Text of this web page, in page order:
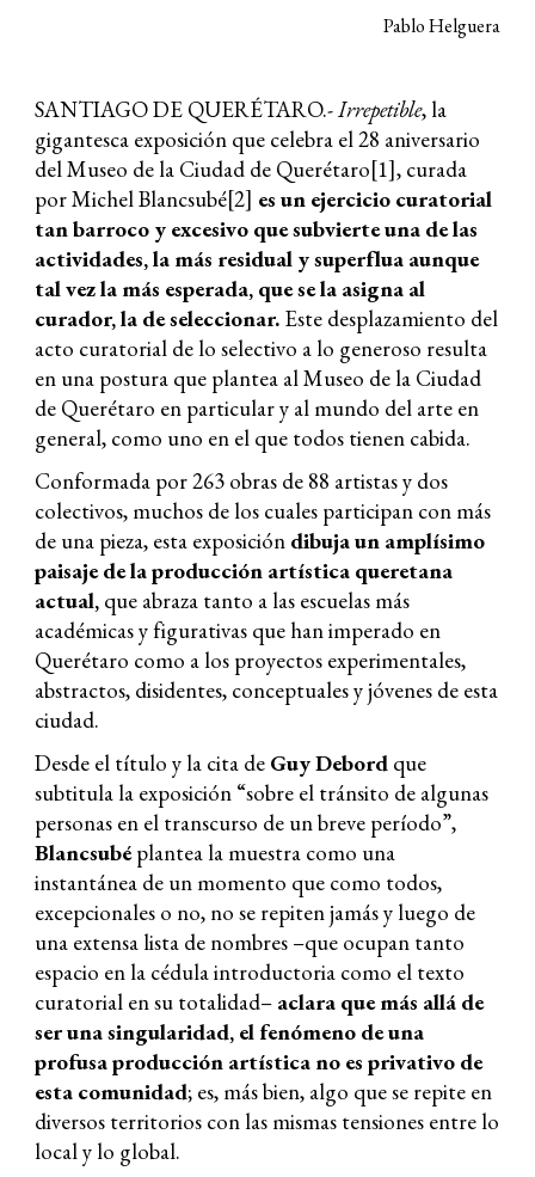
Pablo Helguera
SANTIAGO DE QUERÉTARO.-Irrepetible, la
gigantesca exposición que celebra el 28 aniversario
del Museo de la Ciudad de Querétaro[1], curada
por Michel Blancsubé[2] es un ejercicio curatorial
tan barroco y excesivo que subvierte una de las
actividades, la más residual y superflua aunque
tal vez la más esperada, que se la asigna al
curador, la de seleccionar. Este desplazamiento del
acto curatorial de lo selectivo a lo generoso resulta
en una postura que plantea al Museo de la Ciudad
de Querétaro en particular y al mundo del arte en
general, como uno en el que todos tienen cabida.
Conformada por 263 obras de 88 artistas y dos
colectivos, muchos de los cuales participan con más
de una pieza, esta exposición dibuja un amplísimo
paisaje de la producción artística queretana
actual, que abraza tanto a las escuelas más
académicas y figurativas que han imperado en
Querétaro como a los proyectos experimentales,
abstractos, disidentes, conceptuales y jóvenes de esta
ciudad.
Desde el título y la cita de Guy Debord que
subtitula la exposición “sobre el tránsito de algunas
personas en el transcurso de un breve período”,
Blancsubéplantea la muestra como una
instantánea de un momento que como todos,
excepcionales o no, no se repiten jamás y luego de
una extensa lista de nombres –que ocupan tanto
espacio en la cédula introductoria como el texto
curatorial en su totalidad– aclara que más allá de
ser una singularidad, el fenómeno de una
profusa producción artística no es privativo de
esta comunidad; es, más bien, algo que se repite en
diversos territorios con las mismas tensiones entre lo
local y lo global.